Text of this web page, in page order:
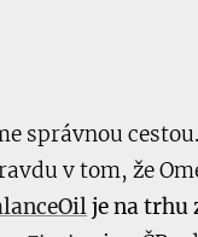
správnou
v tom, že
je na trhu